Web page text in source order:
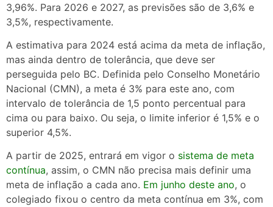
3,96%. Para 2026 e 2027, as previsões são de 3,6% e
3,5%, respectivamente.
A estimativa para 2024 está acima da meta de inflação,
mas ainda dentro de tolerância, que deve ser
perseguida pelo BC. Definida pelo Conselho Monetário
Nacional (CMN), a meta é 3% para este ano, com
intervalo de tolerância de 1,5 ponto percentual para
cima ou para baixo. Ou seja, o limite inferior é 1,5% e o
superior 4,5%.
A partir de 2025, entrará em vigor o sistema de meta
contínua, assim, o CMN não precisa mais definir uma
meta de inflação a cada ano. Em junho deste ano, o
colegiado fixou o centro da meta contínua em 3%, com